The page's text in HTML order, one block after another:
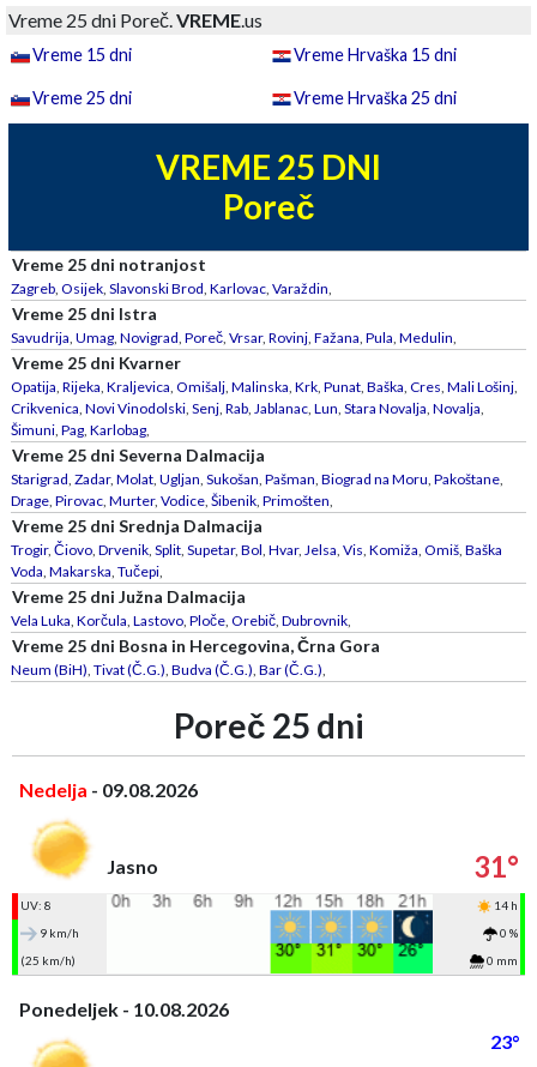
Vreme 25 dni Poreč.VREME.us
Vreme 15 dni Vreme Hrvaška 15 dni
Vreme 25 dni Vreme Hrvaška 25 dni
VREME 25 DNI
Poreč
Vreme 25 dni notranjost
Zagreb, Osijek, Slavonski Brod, Karlovac, Varaždin,
Vreme 25 dni Istra
Savudrija, Umag, Novigrad, Poreč, Vrsar, Rovinj, Fažana, Pula, Medulin,
Vreme 25 dni Kvarner
Opatija, Rijeka, Kraljevica, Omišalj, Malinska, Krk, Punat, Baška, Cres, Mali Lošinj,
Crikvenica, Novi Vinodolski, Senj, Rab, Jablanac, Lun, Stara Novalja, Novalja,
Šimuni, Pag, Karlobag,
Vreme 25 dni Severna Dalmacija
Starigrad, Zadar, Molat, Ugljan, Sukošan, Pašman, Biograd na Moru, Pakoštane,
Drage, Pirovac, Murter, Vodice, Šibenik, Primošten,
Vreme 25 dni Srednja Dalmacija
Trogir, Čiovo, Drvenik, Split, Supetar, Bol, Hvar, Jelsa, Vis, Komiža, Omiš, Baška
Voda, Makarska, Tučepi,
Vreme 25 dni Južna Dalmacija
Vela Luka, Korčula, Lastovo, Ploče, Orebič, Dubrovnik,
Vreme 25 dni Bosna in Hercegovina, Črna Gora
Neum (BiH), Tivat (Č.G.), Budva (Č.G.), Bar (Č.G.),
Poreč 25 dni
Nedelja - 09.08.2026
Jasno 31°
UV: 8
14 h
9 km/h
0 %
(25 km/h)
0 mm
Ponedeljek - 10.08.2026
23°